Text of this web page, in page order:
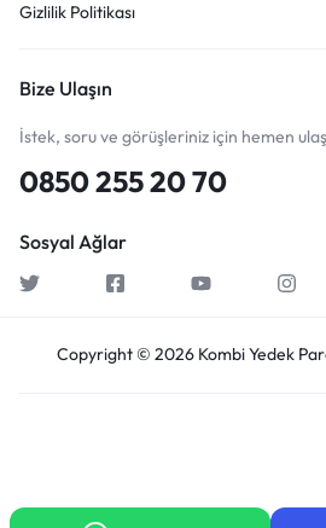
Gizlilik Politikası
Bize Ulaşın
İstek, soru ve görüşleriniz için hemen
0850 255 20 70
Sosyal Ağlar
Copyright © 2026 Kombi Yedek